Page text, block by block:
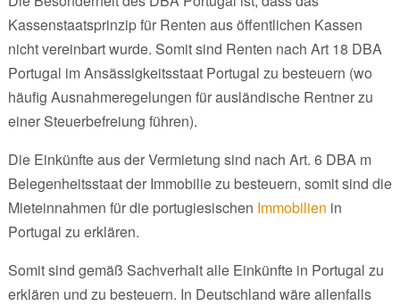
Kassenstaatsprinzip für Renten aus öffentlichen Kassen
nicht vereinbart wurde. Somit sind Renten nach Art 18 DBA
Portugal im Ansässigkeitsstaat Portugal zu besteuern (wo
häufig Ausnahmeregelungen für ausländische Rentner zu
einer Steuerbefreiung führen).
Die Einkünfte aus der Vermietung sind nach Art. 6 DBA m
Belegenheitsstaat der Immobilie zu besteuern, somit sind die
Mieteinnahmen für die portugiesischen Immobilien in
Portugal zu erklären.
Somit sind gemäß Sachverhalt alle Einkünfte in Portugal zu
erklären und zu besteuern. In Deutschland wäre allenfalls